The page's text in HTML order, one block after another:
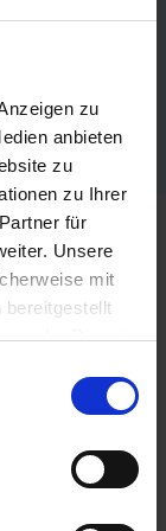
zu
anbieten
zu
zu Ihrer
für
Unsere
mit
bereitgestellt
der Dienste
Software
zeigen